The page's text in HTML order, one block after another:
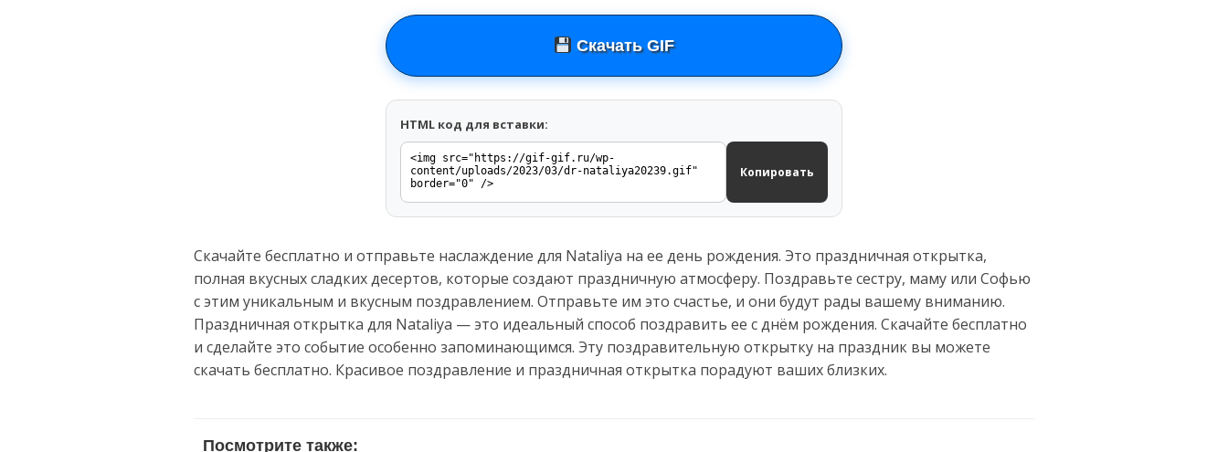
Скачать GIF
HTML код для вставки:
Копировать
Скачайте бесплатно и отправьте наслаждение для Nataliya на ее день рождения. Это праздничная открытка,
полная вкусных сладких десертов, которые создают праздничную атмосферу. Поздравьте сестру, маму или Софью
с этим уникальным и вкусным поздравлением. Отправьте им это счастье, и они будут рады вашему вниманию.
Праздничная открытка для Nataliya — это идеальный способ поздравить ее с днём рождения. Скачайте бесплатно
и сделайте это событие особенно запоминающимся. Эту поздравительную открытку на праздник вы можете
скачать бесплатно. Красивое поздравление и праздничная открытка порадуют ваших близких.
Посмотрите также: